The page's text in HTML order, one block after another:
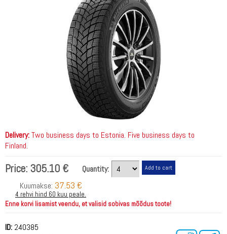
Delivery:Two business days to Estonia. Five business days to
Finland.
Price: 305.10 €
Quantity:
Kuumakse: 37.53 €
4 rehvi hind 60 kuu peale.
Enne korvi lisamist veendu, et valisid sobivas mõõdus toote!
ID: 240385